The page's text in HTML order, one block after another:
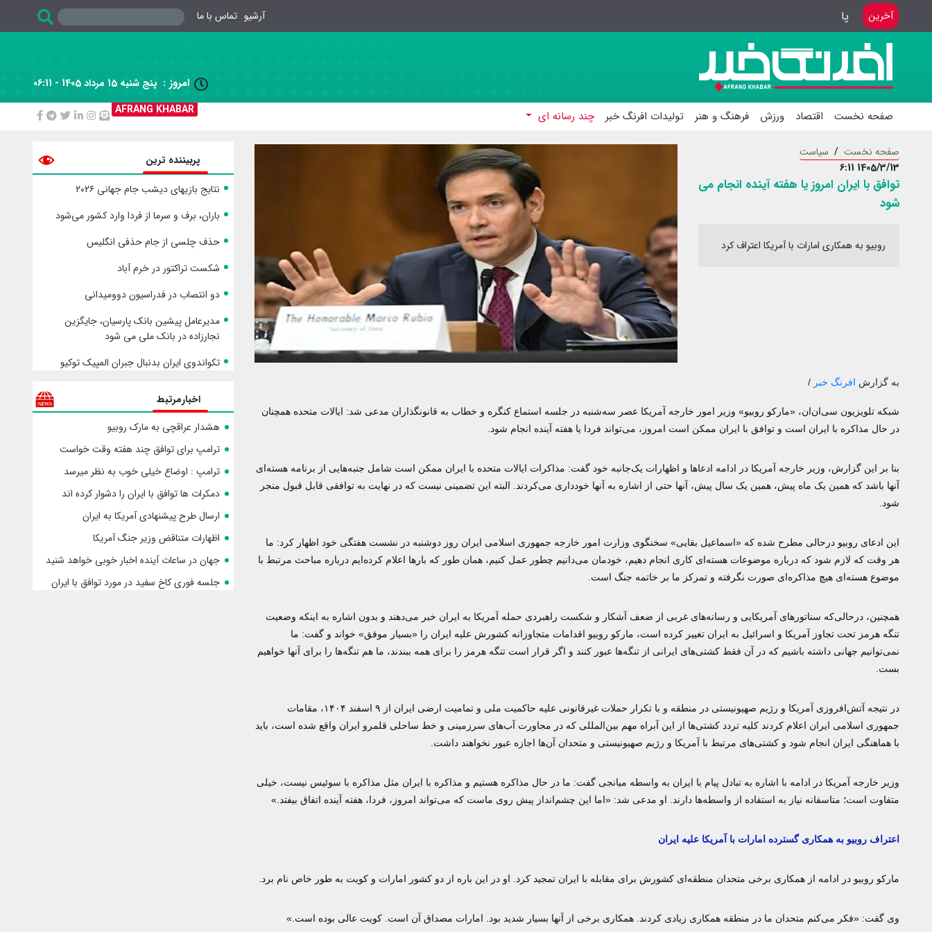
آخرین پایان مرحله انتخابی اسکواش بانوان آرشیو تماس با ما
 امروز : پنج شنبه 15 مرداد 1405 - 06:11
AFRANG KHABAR
صفحه نخست اقتصاد ورزش فرهنگ و هنر تولیدات افرنگ خبر چند رسانه ای
صفحه نخست
سیاست
1405/3/13 6:11
توافق با ایران امروز یا هفته آینده انجام می
شود
روبیو به همکاری امارات با آمریکا اعتراف کرد
به گزارش افرنگ خبر /
شبکه تلویزیون سی‌ان‌ان، «مارکو روبیو» وزیر امور خارجه آمریکا عصر سه‌شنبه در جلسه استماع کنگره و خطاب به قانونگذاران مدعی شد: ایالات متحده همچنان
در حال مذاکره با ایران است و توافق با ایران ممکن است امروز، می‌تواند فردا یا هفته آینده انجام شود.
بنا بر این گزارش، وزیر خارجه آمریکا در ادامه ادعاها و اظهارات یک‌جانبه خود گفت: مذاکرات ایالات متحده با ایران ممکن است شامل جنبه‌هایی از برنامه هسته‌ای
آنها باشد که همین یک ماه پیش، همین یک سال پیش، آنها حتی از اشاره به آنها خودداری می‌کردند. البته این تضمینی نیست که در نهایت به توافقی قابل قبول منجر
شود.
این ادعای روبیو درحالی مطرح شده که «اسماعیل بقایی» سخنگوی وزارت امور خارجه جمهوری اسلامی ایران روز دوشنبه در نشست هفتگی خود اظهار کرد: ما
هر وقت که لازم شود که درباره موضوعات هسته‌ای کاری انجام دهیم، خودمان می‌دانیم چطور عمل کنیم، همان طور که بارها اعلام کرده‌ایم درباره مباحث مرتبط با
موضوع هسته‌ای هیچ مذاکره‌ای صورت نگرفته و تمرکز ما بر خاتمه جنگ است.
همچنین، درحالی‌که سناتورهای آمریکایی و رسانه‌های غربی از ضعف آشکار و شکست راهبردی حمله آمریکا به ایران خبر می‌دهند و بدون اشاره به اینکه وضعیت
تنگه هرمز تحت تجاوز آمریکا و اسرائیل به ایران تغییر کرده است، مارکو روبیو اقدامات متجاوزانه کشورش علیه ایران را «بسیار موفق» خواند و گفت: ما
نمی‌توانیم جهانی داشته باشیم که در آن فقط کشتی‌های ایرانی از تنگه‌ها عبور کنند و اگر قرار است تنگه‌ هرمز را برای همه ببندند، ما هم تنگه‌ها را برای آنها خواهیم
بست.
در نتیجه آتش‌افروزی آمریکا و رژیم صهیونیستی در منطقه و با تکرار حملات غیرقانونی علیه حاکمیت ملی و تمامیت ارضی ایران از ۹ اسفند ۱۴۰۴، مقامات
جمهوری اسلامی ایران اعلام کردند کلیه تردد کشتی‌ها از این آبراه مهم بین‌المللی که در مجاورت آب‌های سرزمینی و خط ساحلی قلمرو ایران واقع شده است، باید
با هماهنگی ایران انجام شود و کشتی‌های مرتبط با آمریکا و رژیم صهیونیستی و متحدان آن‌ها اجازه عبور نخواهند داشت.
وزیر خارجه آمریکا در ادامه با اشاره به تبادل پیام با ایران به واسطه میانجی گفت: ما در حال مذاکره هستیم و مذاکره با ایران مثل مذاکره با سوئیس نیست، خیلی
متفاوت است؛ متاسفانه نیاز به استفاده از واسطه‌ها دارند. او مدعی شد: «اما این چشم‌انداز پیش روی ماست که می‌تواند امروز، فردا، هفته آینده اتفاق بیفتد.»
اعتراف روبیو به همکاری گسترده امارات با آمریکا علیه ایران
مارکو روبیو در ادامه از همکاری برخی متحدان منطقه‌ای کشورش برای مقابله با ایران تمجید کرد. او در این باره از دو کشور امارات و کویت به طور خاص نام برد.
وی گفت: «فکر می‌کنم متحدان ما در منطقه همکاری زیادی کردند. همکاری برخی از آنها بسیار شدید بود. امارات مصداق آن است. کویت عالی بوده است.»
پربیننده ترین
نتایج بازیهای دیشب جام جهانی ۲۰۲۶
باران، برف و سرما از فردا وارد کشور می‌شود
حذف چلسی از جام حذفی انگلیس
شکست تراکتور در خرم آباد
دو انتصاب در فدراسیون دوومیدانی
مدیرعامل پیشین بانک پارسیان، جایگزین
نجارزاده در بانک ملی می شود
تکواندوی ایران بدنبال جبران المپیک توکیو
اخبارمرتبط
هشدار عراقچی به مارک روبیو
ترامپ برای توافق چند هفته وقت خواست
ترامپ : اوضاع خیلی خوب به نظر میرسد
دمکرات ها توافق با ایران را دشوار کرده اند
ارسال طرح پیشنهادی آمریکا به ایران
اظهارات متناقض وزیر جنگ آمریکا
جهان در ساعات آینده اخبار خوبی خواهد شنید
جلسه فوری کاخ سفید در مورد توافق با ایران